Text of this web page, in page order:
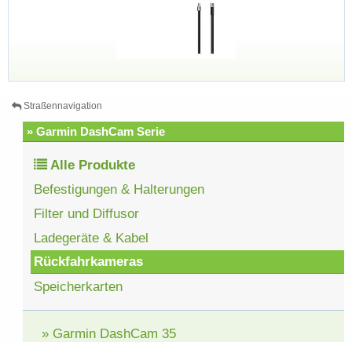
Straßennavigation
» Garmin DashCam Serie
Alle Produkte
Befestigungen & Halterungen
Filter und Diffusor
Ladegeräte & Kabel
Rückfahrkameras
Speicherkarten
» Garmin DashCam 35